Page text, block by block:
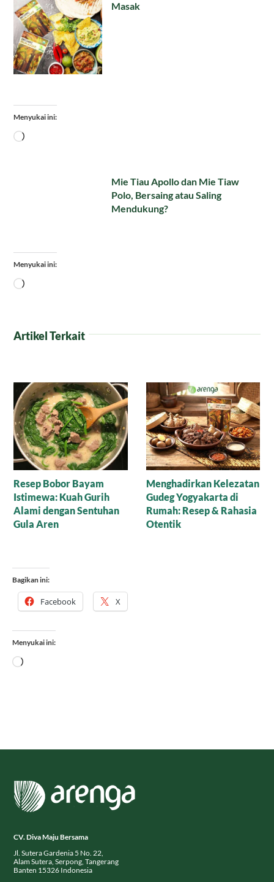
Masak
Menyukai ini:
Memuat...
Mie Tiau Apollo dan Mie Tiaw
Polo, Bersaing atau Saling
Mendukung?
Menyukai ini:
Memuat...
Artikel Terkait
Nasi Tim Lapis Ayam
Kilau Karamel Arenga
dalam Sate Sapi Manis:
Rahasia Kelezatan yang
Menggoda Lidah
Bagikan ini:
Facebook X
Menyukai ini:
Memuat...
CV. Diva Maju Bersama
Jl. Sutera Gardenia 5 No. 22,
Alam Sutera, Serpong, Tangerang
Banten 15326 Indonesia